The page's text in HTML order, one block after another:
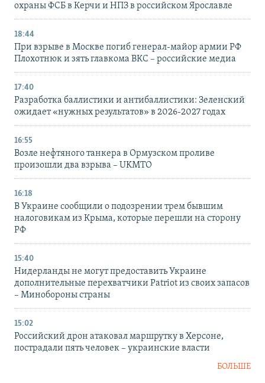
охраны ФСБ в Керчи и НПЗ в российском Ярославле
18:44
При взрыве в Москве погиб генерал-майор армии РФ
Плохотнюк и зять главкома ВКС – российские медиа
17:40
Разработка баллистики и антибаллистики: Зеленский
ожидает «нужных результатов» в 2026-2027 годах
16:55
Возле нефтяного танкера в Ормузском проливе
произошли два взрыва – UKMTO
16:18
В Украине сообщили о подозрении трем бывшим
налоговикам из Крыма, которые перешли на сторону
РФ
15:40
Нидерланды не могут предоставить Украине
дополнительные перехватчики Patriot из своих запасов
– Минобороны страны
15:02
Российский дрон атаковал маршрутку в Херсоне,
пострадали пять человек – украинские власти
БОЛЬШЕ